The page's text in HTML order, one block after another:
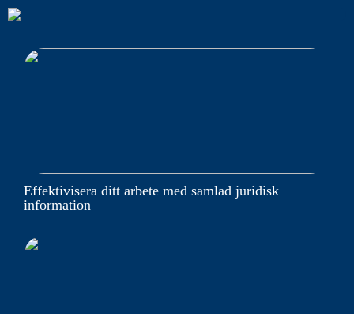
Effektivisera ditt arbete med samlad juridisk
information